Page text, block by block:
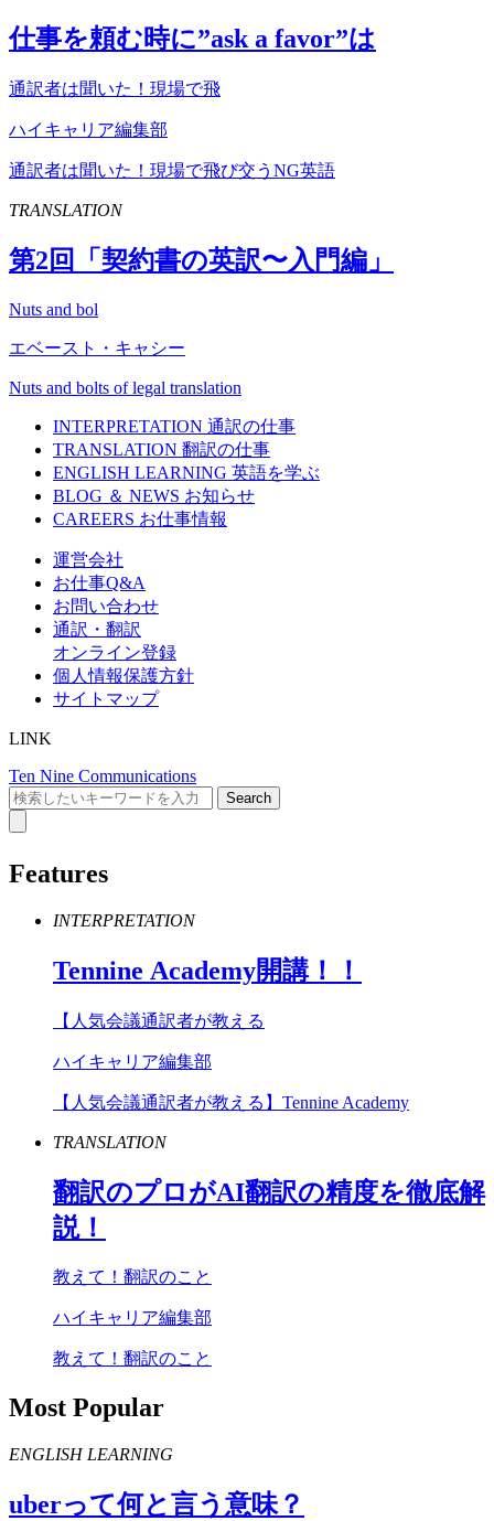
仕事を頼む時に”ask a favor”は
通訳者は聞いた！現場で飛
ハイキャリア編集部
通訳者は聞いた！現場で飛び交うNG英語
TRANSLATION
第2回「契約書の英訳〜入門編」
Nuts and bol
エベースト・キャシー
Nuts and bolts of legal translation
INTERPRETATION 通訳の仕事
TRANSLATION 翻訳の仕事
ENGLISH LEARNING 英語を学ぶ
BLOG ＆ NEWS お知らせ
CAREERS お仕事情報
運営会社
お仕事Q&A
お問い合わせ
通訳・翻訳
オンライン登録
個人情報保護方針
サイトマップ
LINK
Ten Nine Communications
Features
INTERPRETATION
Tennine Academy開講！！
【人気会議通訳者が教える
ハイキャリア編集部
【人気会議通訳者が教える】Tennine Academy
TRANSLATION
翻訳のプロがAI翻訳の精度を徹底解
説！
教えて！翻訳のこと
ハイキャリア編集部
教えて！翻訳のこと
Most Popular
ENGLISH LEARNING
uberって何と言う意味？